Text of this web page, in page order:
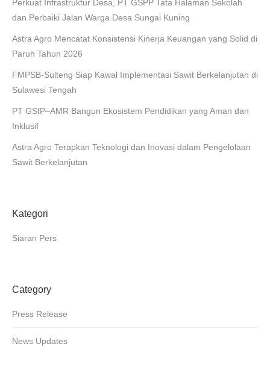
Perkuat Infrastruktur Desa, PT GSPP Tata Halaman Sekolah
dan Perbaiki Jalan Warga Desa Sungai Kuning
Astra Agro Mencatat Konsistensi Kinerja Keuangan yang Solid di
Paruh Tahun 2026
FMPSB-Sulteng Siap Kawal Implementasi Sawit Berkelanjutan di
Sulawesi Tengah
PT GSIP–AMR Bangun Ekosistem Pendidikan yang Aman dan
Inklusif
Astra Agro Terapkan Teknologi dan Inovasi dalam Pengelolaan
Sawit Berkelanjutan
Kategori
Siaran Pers
Category
Press Release
News Updates